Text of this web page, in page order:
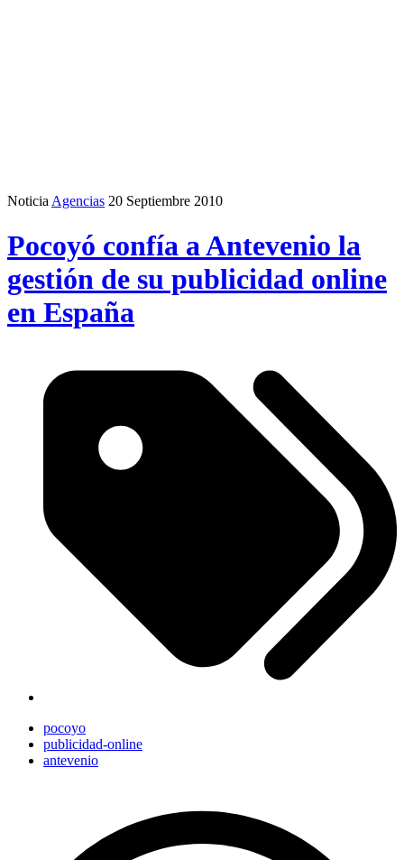
Noticia Agencias 20 Septiembre 2010
Pocoyó confía a Antevenio la
gestión de su publicidad online
en España
pocoyo
publicidad-online
antevenio